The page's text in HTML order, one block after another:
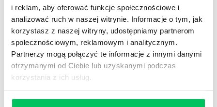
i reklam, aby oferować funkcje społecznościowe i
analizować ruch w naszej witrynie. Informacje o tym, jak
korzystasz z naszej witryny, udostępniamy partnerom
społecznościowym, reklamowym i analitycznym.
Partnerzy mogą połączyć te informacje z innymi danymi
otrzymanymi od Ciebie lub uzyskanymi podczas
korzystania z ich usług.
Gamma Q&A
Odpowiedzi na często pojawiające się pytania z
obszaru HR.